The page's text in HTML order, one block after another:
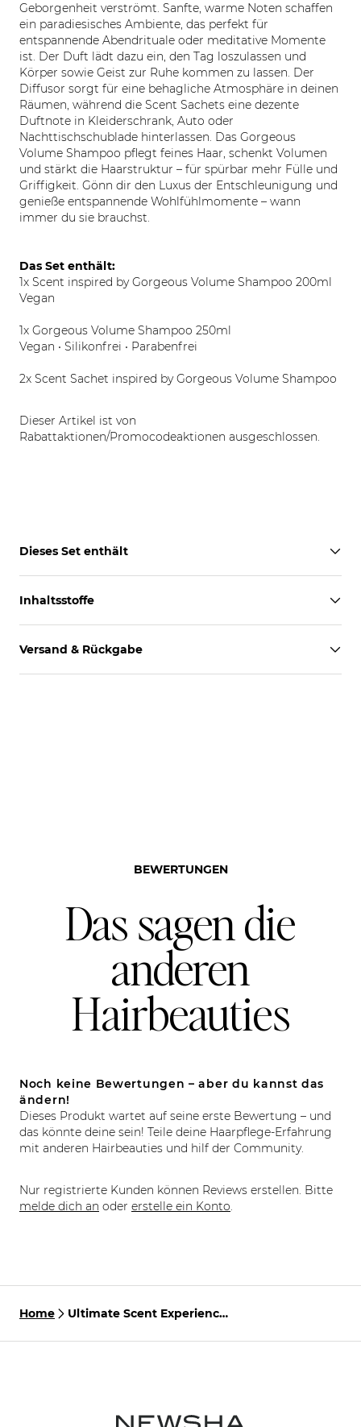
Geborgenheit verströmt. Sanfte, warme Noten schaffen
ein paradiesisches Ambiente, das perfekt für
entspannende Abendrituale oder meditative Momente
ist. Der Duft lädt dazu ein, den Tag loszulassen und
Körper sowie Geist zur Ruhe kommen zu lassen. Der
Diffusor sorgt für eine behagliche Atmosphäre in deinen
Räumen, während die Scent Sachets eine dezente
Duftnote in Kleiderschrank, Auto oder
Nachttischschublade hinterlassen. Das Gorgeous
Volume Shampoo pflegt feines Haar, schenkt Volumen
und stärkt die Haarstruktur – für spürbar mehr Fülle und
Griffigkeit. Gönn dir den Luxus der Entschleunigung und
genieße entspannende Wohlfühlmomente – wann
immer du sie brauchst.
Das Set enthält:
1x Scent inspired by Gorgeous Volume Shampoo 200ml
Vegan
1x Gorgeous Volume Shampoo 250ml
Vegan • Silikonfrei • Parabenfrei
2x Scent Sachet inspired by Gorgeous Volume Shampoo
Dieser Artikel ist von
Rabattaktionen/Promocodeaktionen ausgeschlossen.
Dieses Set enthält
Inhaltsstoffe
Versand & Rückgabe
BEWERTUNGEN
Das sagen die
anderen
Hairbeauties
Noch keine Bewertungen – aber du kannst das
ändern!
Dieses Produkt wartet auf seine erste Bewertung – und
das könnte deine sein! Teile deine Haarpflege-Erfahrung
mit anderen Hairbeauties und hilf der Community.
Nur registrierte Kunden können Reviews erstellen. Bitte
melde dich an oder erstelle ein Konto.
Home
Ultimate Scent Experience
Shampoo